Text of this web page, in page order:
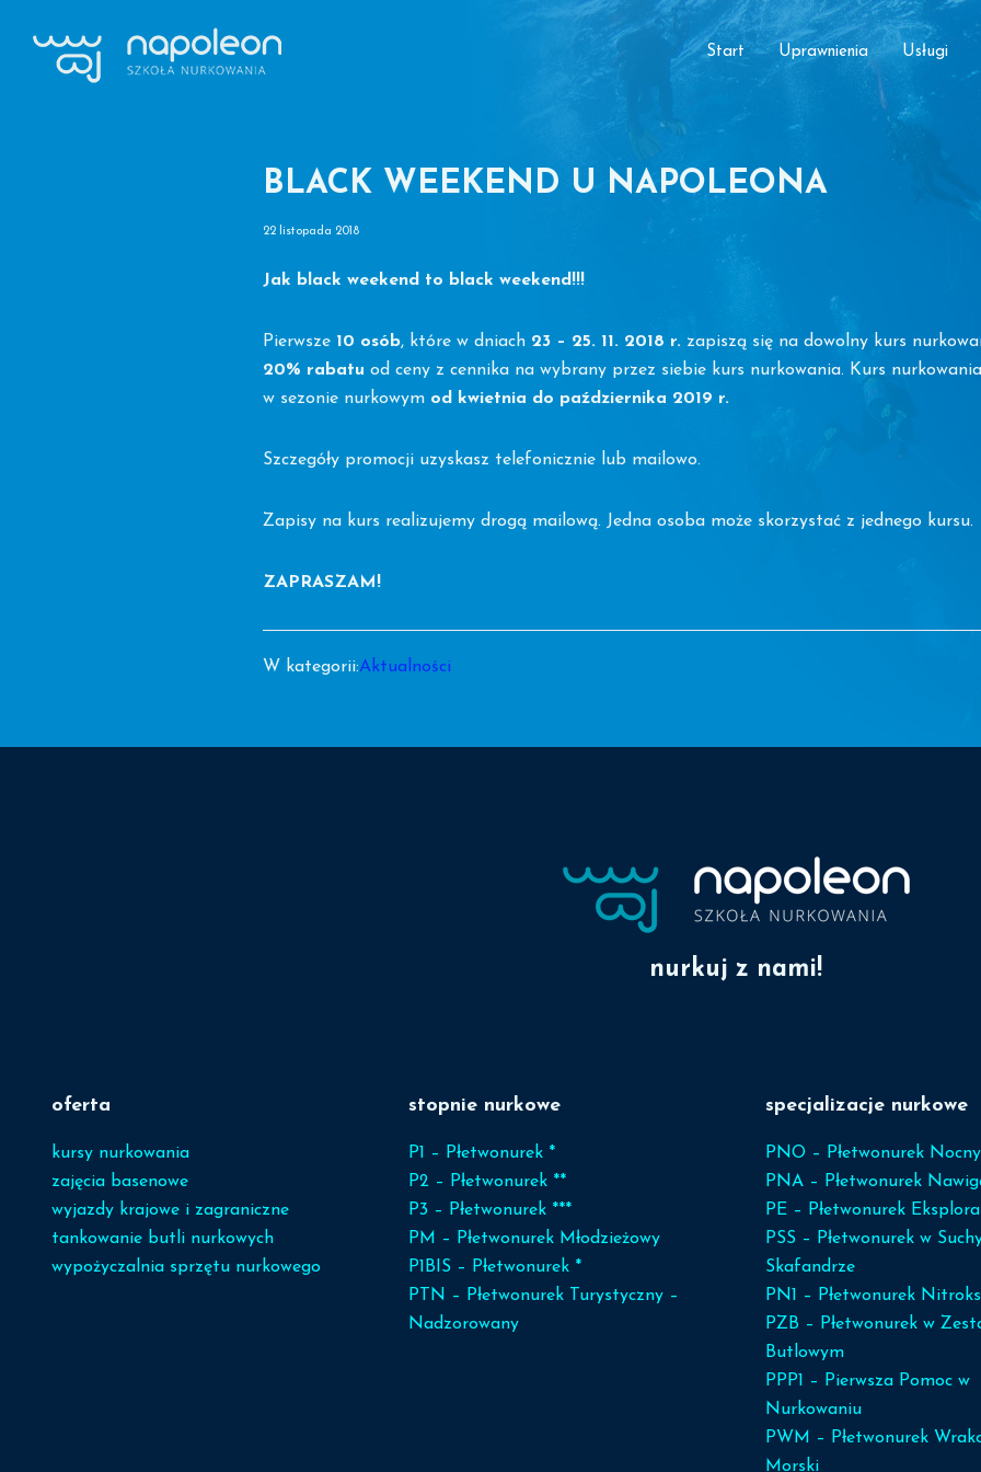
głównej
Start Uprawnienia Usługi
BLACK WEEKEND U NAPOLEONA
22 listopada 2018
Jak black weekend to black weekend!!!
Pierwsze 10 osób, które w dniach 23 – 25. 11. 2018 r. zapiszą się na dowolny kurs
20% rabatu od ceny z cennika na wybrany przez siebie kurs nurkowania. Kurs
w sezonie nurkowym od kwietnia do października 2019 r.
Szczegóły promocji uzyskasz telefonicznie lub mailowo.
Zapisy na kurs realizujemy drogą mailową. Jedna osoba może skorzystać z jednego kursu.
ZAPRASZAM!
W kategorii:Aktualności
nurkuj z nami!
oferta
kursy nurkowania
zajęcia basenowe
wyjazdy krajowe i zagraniczne
tankowanie butli nurkowych
wypożyczalnia sprzętu nurkowego
stopnie nurkowe
P1 – Płetwonurek *
P2 – Płetwonurek **
P3 – Płetwonurek ***
PM – Płetwonurek Młodzieżowy
P1BIS – Płetwonurek *
PTN – Płetwonurek Turystyczny –
Nadzorowany
specjalizacje nurkowe
PNO – Płetwonurek Nocny
PNA – Płetwonurek
PE – Płetwonurek
PSS – Płetwonurek w
Skafandrze
PN1 – Płetwonurek
PZB – Płetwonurek w
Butlowym
PPP1 – Pierwsza Pomoc w
Nurkowaniu
PWM – Płetwonurek
Morski